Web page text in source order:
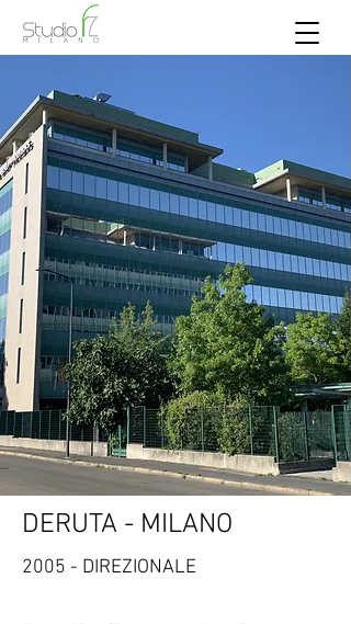
DERUTA - MILANO
2005 - DIREZIONALE